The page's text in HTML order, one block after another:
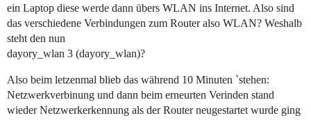
ein Laptop diese werde dann übers WLAN ins Internet. Also sind
das verschiedene Verbindungen zum Router also WLAN? Weshalb
steht den nun
dayory_wlan 3 (dayory_wlan)?
Also beim letzenmal blieb das während 10 Minuten `stehen:
Netzwerkverbinung und dann beim erneurten Verinden stand
wieder Netzwerkerkennung als der Router neugestartet wurde ging